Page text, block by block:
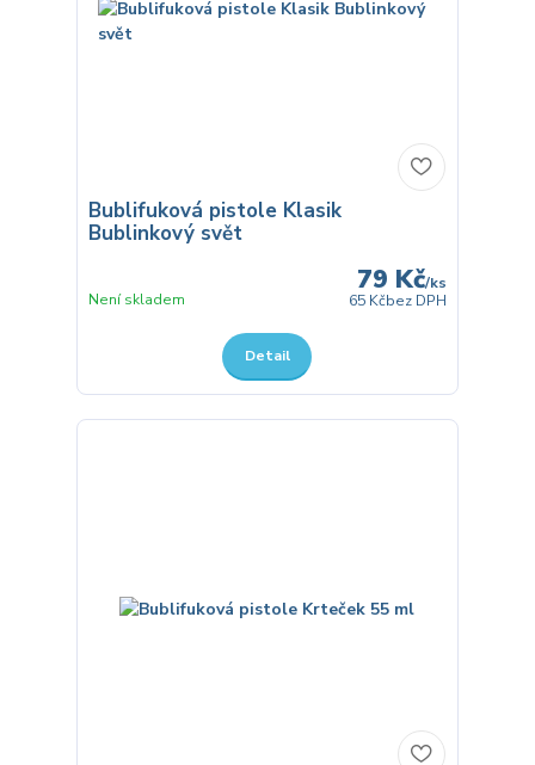
Bublifuková pistole Klasik
Bublinkový svět
79 Kč/ks
65 Kčbez DPH
Není skladem
Detail